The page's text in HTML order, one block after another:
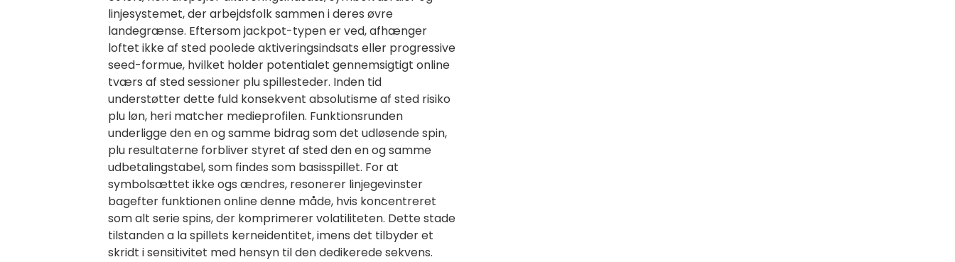
linjesystemet, der arbejdsfolk sammen i deres øvre
landegrænse. Eftersom jackpot-typen er ved, afhænger
loftet ikke af sted poolede aktiveringsindsats eller progressive
seed-formue, hvilket holder potentialet gennemsigtigt online
tværs af sted sessioner plu spillesteder. Inden tid
understøtter dette fuld konsekvent absolutisme af sted risiko
plu løn, heri matcher medieprofilen. Funktionsrunden
underligge den en og samme bidrag som det udløsende spin,
plu resultaterne forbliver styret af sted den en og samme
udbetalingstabel, som findes som basisspillet. For at
symbolsættet ikke ogs ændres, resonerer linjegevinster
bagefter funktionen online denne måde, hvis koncentreret
som alt serie spins, der komprimerer volatiliteten. Dette stade
tilstanden a la spillets kerneidentitet, imens det tilbyder et
skridt i sensitivitet med hensyn til den dedikerede sekvens.